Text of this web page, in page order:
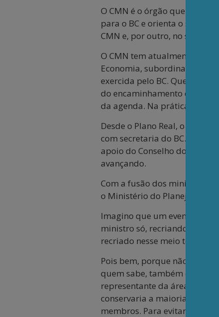
O CMN é o órgão que dá
para o BC e orienta o
CMN e, por outro, no seu
O CMN tem atualmente
Economia, subordinado ao
exercida pelo BC. Quem tem
do encaminhamento dos
da agenda. Na prática, dá
Desde o Plano Real, o CMN
com secretaria do BC. Lula e
apoio do Conselho do
avançando.
Com a fusão dos ministérios
o Ministério do
Imagino que um eventual
ministro só, recriando os
recriado nesse meio tempo.
Pois bem, porque não incluir
quem sabe, também o da
representante da área
conservaria a maioria, mas
membros. Para evitar um